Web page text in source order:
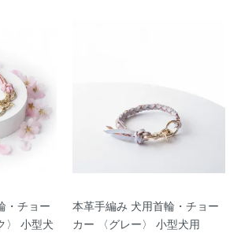
・チョー
〉 小型犬
本革手編み 犬用首輪・チョー
カー 〈グレー〉 小型犬用